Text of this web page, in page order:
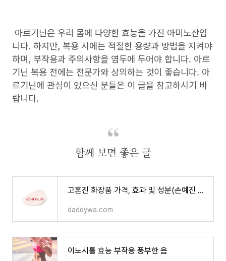
아르기닌은 우리 몸에 다양한 효능을 가진 아미노산입
니다. 하지만, 복용 시에는 적절한 용량과 방법을 지켜야
하며, 부작용과 주의사항을 염두에 두어야 합니다. 아르
기닌 복용 전에는 전문가와 상의하는 것이 좋습니다. 아
르기닌에 관심이 있으신 분들은 이 글을 참고하시기 바
랍니다.
함께 보면 좋은 글
고혼진 화장품 가격, 효과 및 성분(손예진 화장품)
daddywa.com
이노시톨 효능 부작용 풍부한 음